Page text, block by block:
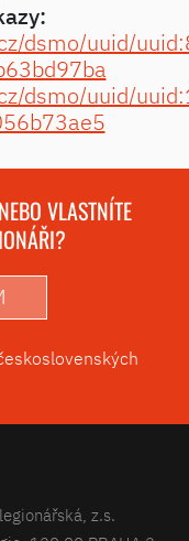
dsmo/uuid/
dsmo/uuid/
VLASTNÍTE
z.s.